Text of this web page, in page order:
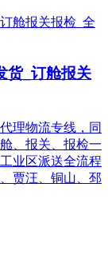
货_订舱报关
理物流专线，同
、报关、报检一
业区派送全流程
贾汪、铜山、邳